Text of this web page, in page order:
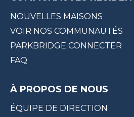
NOUVELLES MAISONS
VOIR NOS COMMUNAUTÉS
PARKBRIDGE CONNECTER
FAQ
À PROPOS DE NOUS
ÉQUIPE DE DIRECTION